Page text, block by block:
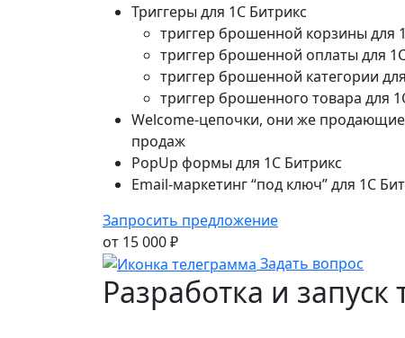
Триггеры для 1C Битрикс
триггер брошенной корзины для
триггер брошенной оплаты для
триггер брошенной категории
триггер брошенного товара для
Welcome-цепочки, они же
продаж
PopUp формы для 1C Битрикс
Email-маркетинг “под ключ” для 1C
Запросить предложение
от 15 000 ₽
Задать вопрос
Разработка и